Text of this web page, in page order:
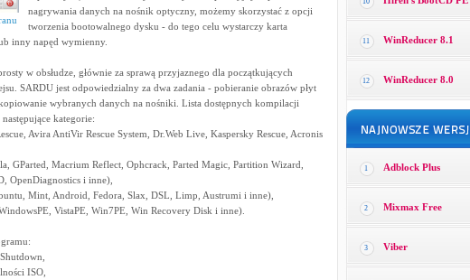
nagrywania danych na nośnik optyczny, możemy skorzystać z opcji
tworzenia bootowalnego dysku - do tego celu wystarczy karta
inny napęd wymienny.
w obsłudze, głównie za sprawą przyjaznego dla początkujących
SARDU jest odpowiedzialny za dwa zadania - pobieranie obrazów płyt
wybranych danych na nośniki. Lista dostępnych kompilacji
kategorie:
Avira AntiVir Rescue System, Dr.Web Live, Kaspersky Rescue, Acronis
GParted, Macrium Reflect, Ophcrack, Parted Magic, Partition Wizard,
OpenDiagnostics i inne),
Mint, Android, Fedora, Slax, DSL, Limp, Austrumi i inne),
VistaPE, Win7PE, Win Recovery Disk i inne).
ISO,
11 WinReducer 8.1
12 WinReducer 8.0
1 Adblock Plus
2 Mixmax Free
3 Viber